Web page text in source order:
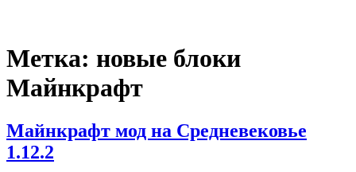
Метка: новые блоки
Майнкрафт
Майнкрафт мод на Средневековье
1.12.2